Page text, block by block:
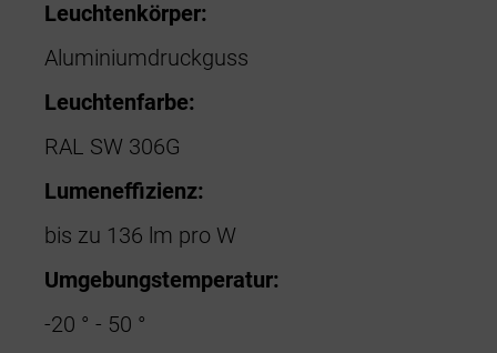
Leuchtenkörper:
Aluminiumdruckguss
Leuchtenfarbe:
RAL SW 306G
Lumeneffizienz:
bis zu 136 lm pro W
Umgebungstemperatur:
-20 ° - 50 °